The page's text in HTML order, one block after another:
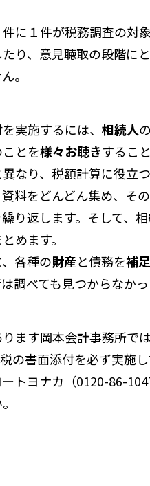
に１件が税務調査の対
り、意見聴取の段階に
。
実施するには、 相続人
とを様々お聴きするこ
なり、税額計算に役立
料をどんどん集め、そ
り返します。そして、
めます。
各種の財産と債務を補
調べても見つからなか
ます岡本会計事務所で
の書面添付を必ず実施
トヨナカ（0120-86-